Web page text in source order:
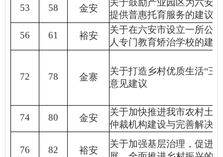
53
58 金安
关于鼓励产业园区为六安
提供普惠托育服务的建议
56
61 裕安
关于在六安市设立一所公
人专门教育矫治学校的建议
72 78 金寨
关于打造乡村优质生活“三
意见建议
74 80 金安
关于加快推进我市农村土
仲裁机构建设与完善解决
76 82 裕安
关于加强基层治理，促进